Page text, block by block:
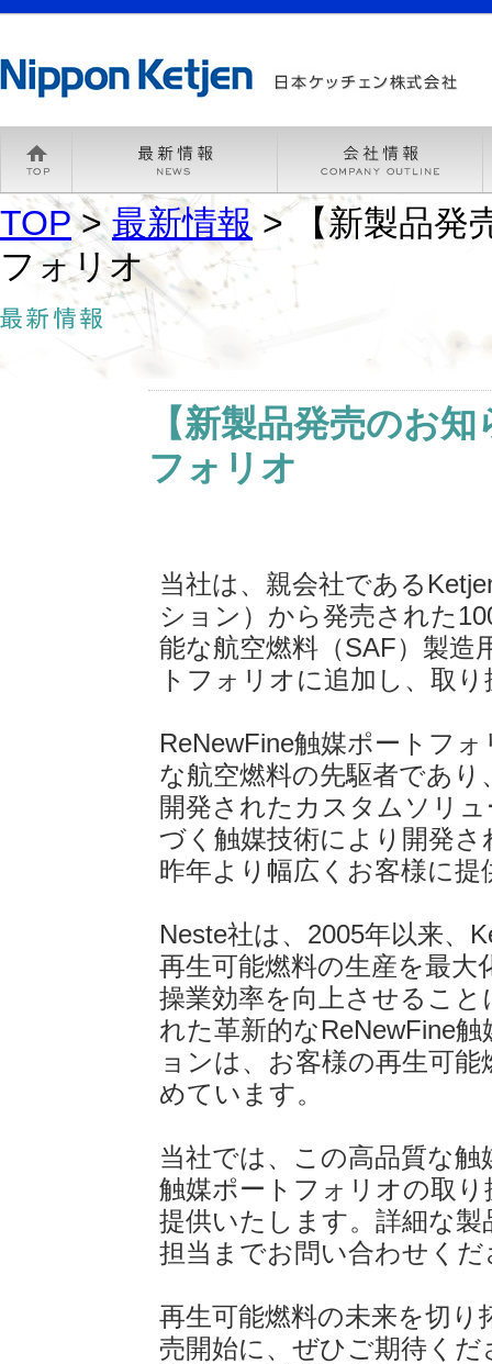
TOP>最新情報> 【新製品発
フォリオ
【新製品発売のお
フォリオ
当社は、親会社である
ション）から発売された
能な航空燃料（SAF）製造
トフォリオに追加し、取
ReNewFine触媒ポートフ
な航空燃料の先駆者であ
開発されたカスタムソリ
づく触媒技術により開発
昨年より幅広くお客様に
Neste社は、2005年以来、
再生可能燃料の生産を最
操業効率を向上させるこ
れた革新的なReNewFine
ョンは、お客様の再生可
めています。
当社では、この高品質な
触媒ポートフォリオの取
提供いたします。詳細な
担当までお問い合わせくだ
再生可能燃料の未来を切
売開始に、ぜひご期待くだ